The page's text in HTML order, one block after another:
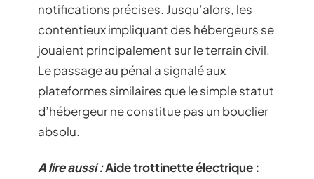
notifications précises. Jusqu’alors, les
contentieux impliquant des hébergeurs se
jouaient principalement sur le terrain civil.
Le passage au pénal a signalé aux
plateformes similaires que le simple statut
d’hébergeur ne constitue pas un bouclier
absolu.
A lire aussi :Aide trottinette électrique :